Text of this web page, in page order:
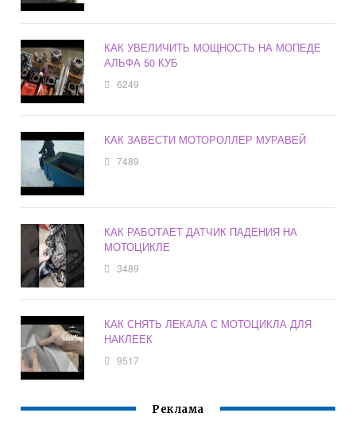
КАК УВЕЛИЧИТЬ МОЩНОСТЬ НА МОПЕДЕ
АЛЬФА 50 КУБ
6249
КАК ЗАВЕСТИ МОТОРОЛЛЕР МУРАВЕЙ
7489
КАК РАБОТАЕТ ДАТЧИК ПАДЕНИЯ НА
МОТОЦИКЛЕ
3489
КАК СНЯТЬ ЛЕКАЛА С МОТОЦИКЛА ДЛЯ
НАКЛЕЕК
9517
Реклама